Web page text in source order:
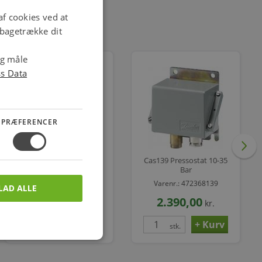
Mbs 3000 Tryktrans. 0-
Varenr.: 475150070
1.622,00 kr.
Cas139 Pressostat 10-35
Bar
Varenr.: 472368139
2.390,00 kr.
stk.
cookies ved at
dit
måle
Data
PRÆFERENCER
ALLE